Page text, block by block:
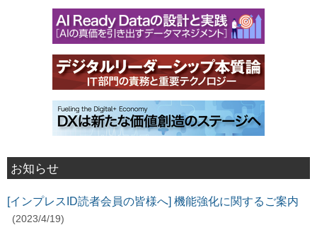
お知らせ
[インプレスID読者会員の皆様へ] 機能強化に関するご案内
(2023/4/19)